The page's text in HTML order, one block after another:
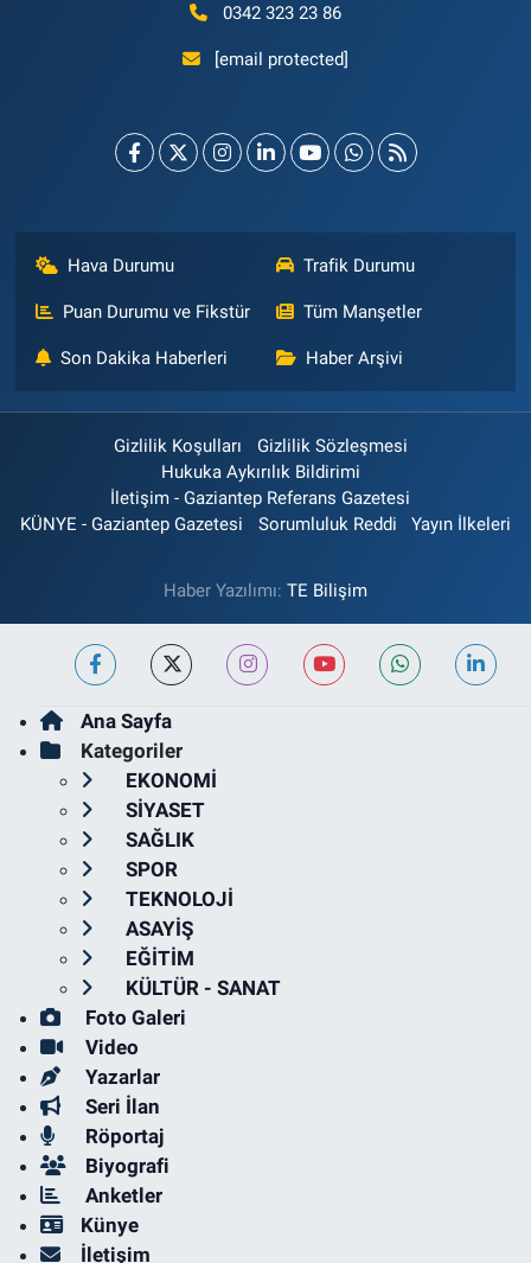
0342 323 23 86
[email protected]
Hava Durumu Trafik Durumu
Puan Durumu ve Fikstür Tüm Manşetler
Son Dakika Haberleri Haber Arşivi
Gizlilik Koşulları
Gizlilik Sözleşmesi
Hukuka Aykırılık Bildirimi
İletişim - Gaziantep Referans Gazetesi
KÜNYE - Gaziantep Gazetesi
Sorumluluk Reddi Yayın İlkeleri
Haber Yazılımı: TE Bilişim
Ana Sayfa
Kategoriler
EKONOMİ
SİYASET
SAĞLIK
SPOR
TEKNOLOJİ
ASAYİŞ
EĞİTİM
KÜLTÜR - SANAT
Foto Galeri
Video
Yazarlar
Seri İlan
Röportaj
Biyografi
Anketler
Künye
İletişim